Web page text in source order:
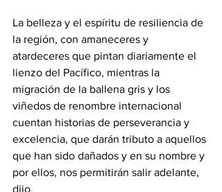
La belleza y el espíritu de resiliencia de
la región, con amaneceres y
atardeceres que pintan diariamente el
lienzo del Pacífico, mientras la
migración de la ballena gris y los
viñedos de renombre internacional
cuentan historias de perseverancia y
excelencia, que darán tributo a aquellos
que han sido dañados y en su nombre y
por ellos, nos permitirán salir adelante,
dijo.